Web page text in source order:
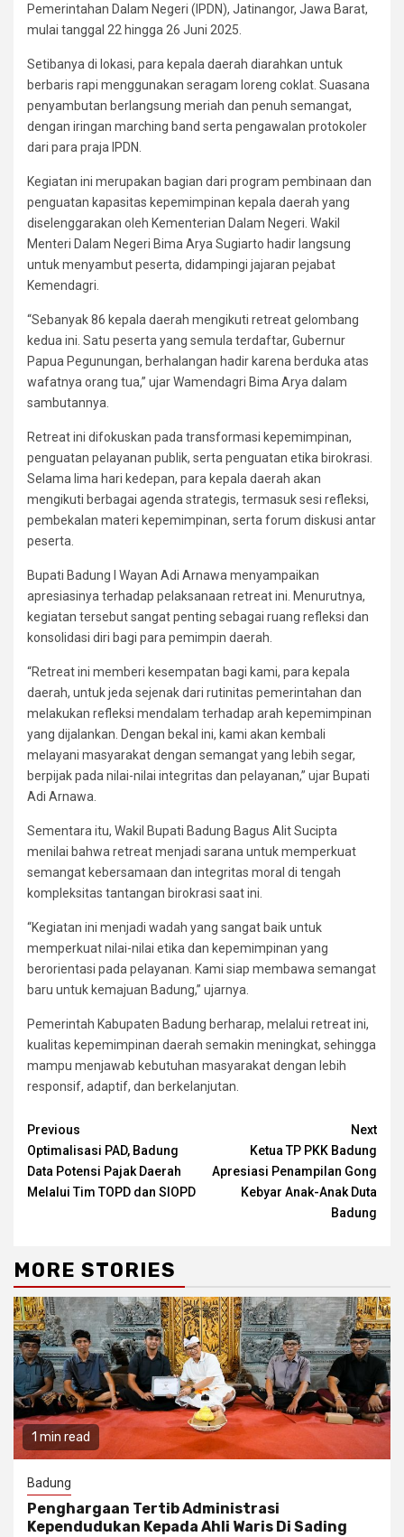
Pemerintahan Dalam Negeri (IPDN), Jatinangor, Jawa Barat,
mulai tanggal 22 hingga 26 Juni 2025.
Setibanya di lokasi, para kepala daerah diarahkan untuk
berbaris rapi menggunakan seragam loreng coklat. Suasana
penyambutan berlangsung meriah dan penuh semangat,
dengan iringan marching band serta pengawalan protokoler
dari para praja IPDN.
Kegiatan ini merupakan bagian dari program pembinaan dan
penguatan kapasitas kepemimpinan kepala daerah yang
diselenggarakan oleh Kementerian Dalam Negeri. Wakil
Menteri Dalam Negeri Bima Arya Sugiarto hadir langsung
untuk menyambut peserta, didampingi jajaran pejabat
Kemendagri.
“Sebanyak 86 kepala daerah mengikuti retreat gelombang
kedua ini. Satu peserta yang semula terdaftar, Gubernur
Papua Pegunungan, berhalangan hadir karena berduka atas
wafatnya orang tua,” ujar Wamendagri Bima Arya dalam
sambutannya.
Retreat ini difokuskan pada transformasi kepemimpinan,
penguatan pelayanan publik, serta penguatan etika birokrasi.
Selama lima hari kedepan, para kepala daerah akan
mengikuti berbagai agenda strategis, termasuk sesi refleksi,
pembekalan materi kepemimpinan, serta forum diskusi antar
peserta.
Bupati Badung I Wayan Adi Arnawa menyampaikan
apresiasinya terhadap pelaksanaan retreat ini. Menurutnya,
kegiatan tersebut sangat penting sebagai ruang refleksi dan
konsolidasi diri bagi para pemimpin daerah.
“Retreat ini memberi kesempatan bagi kami, para kepala
daerah, untuk jeda sejenak dari rutinitas pemerintahan dan
melakukan refleksi mendalam terhadap arah kepemimpinan
yang dijalankan. Dengan bekal ini, kami akan kembali
melayani masyarakat dengan semangat yang lebih segar,
berpijak pada nilai-nilai integritas dan pelayanan,” ujar Bupati
Adi Arnawa.
Sementara itu, Wakil Bupati Badung Bagus Alit Sucipta
menilai bahwa retreat menjadi sarana untuk memperkuat
semangat kebersamaan dan integritas moral di tengah
kompleksitas tantangan birokrasi saat ini.
“Kegiatan ini menjadi wadah yang sangat baik untuk
memperkuat nilai-nilai etika dan kepemimpinan yang
berorientasi pada pelayanan. Kami siap membawa semangat
baru untuk kemajuan Badung,” ujarnya.
Pemerintah Kabupaten Badung berharap, melalui retreat ini,
kualitas kepemimpinan daerah semakin meningkat, sehingga
mampu menjawab kebutuhan masyarakat dengan lebih
responsif, adaptif, dan berkelanjutan.
Continue
Reading
Previous
Optimalisasi PAD, Badung
Data Potensi Pajak Daerah
Melalui Tim TOPD dan SIOPD
Next
Ketua TP PKK Badung
Apresiasi Penampilan Gong
Kebyar Anak-Anak Duta
Badung
MORE STORIES
1 min read
Badung
Penghargaan Tertib Administrasi
Kependudukan Kepada Ahli Waris Di Sading